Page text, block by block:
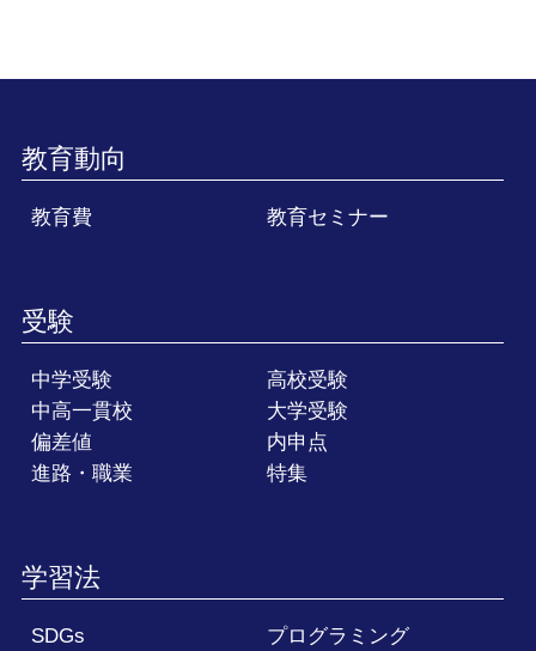
教育動向
教育費 教育セミナー
受験
中学受験
高校受験
中高一貫校
大学受験
偏差値
内申点
進路・職業
特集
学習法
SDGs
プログラミング